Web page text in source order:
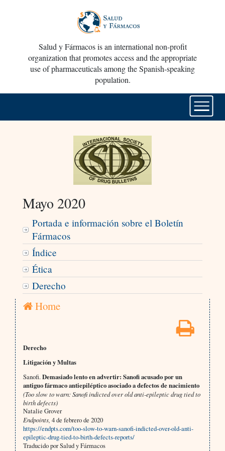
Salud y Fármacos is an international non-profit
organization that promotes access and the appropriate
use of pharmaceuticals among the Spanish-speaking
population.
Mayo 2020
Portada e información sobre el Boletín
Fármacos
Índice
Ética
Derecho
Home
Derecho
Litigación y Multas
Sanofi.Demasiado lento en advertir: Sanofi acusado por un
antiguo fármaco antiepiléptico asociado a defectos de nacimiento
(Too slow to warn: Sanofi indicted over old anti-epileptic drug tied to
birth defects)
Natalie Grover
Endpoints, 4 de febrero de 2020
https://endpts.com/too-slow-to-warn-sanofi-indicted-over-old-anti-
epileptic-drug-tied-to-birth-defects-reports/
Traducido por Salud y Fármacos